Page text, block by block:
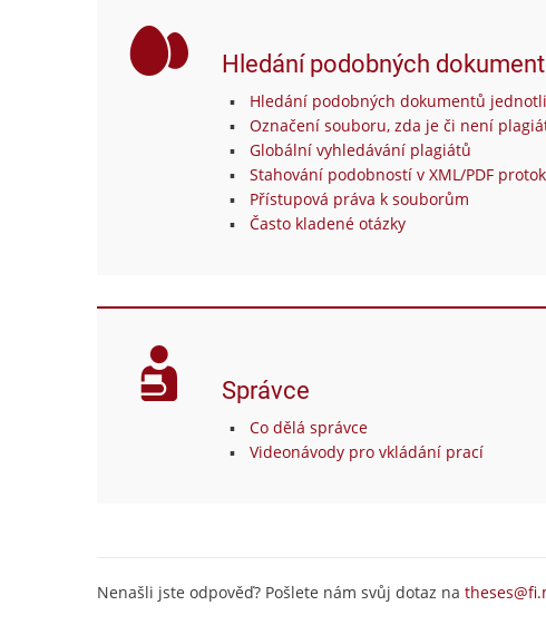
Hledání podobných
Hledání podobných dokumentů
Označení souboru, zda je či není
Globální vyhledávání plagiátů
Stahování podobností v XML/PDF
Přístupová práva k souborům
Často kladené otázky
Správce
Co dělá správce
Videonávody pro vkládání prací
Nenašli jste odpověď? Pošlete nám svůj dotaz na